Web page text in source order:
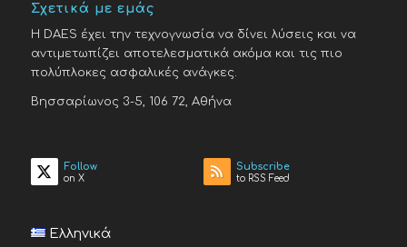
Σχετικά με εμάς
H DAES έχει την τεχνογνωσία να δίνει λύσεις και να
αντιμετωπίζει αποτελεσματικά ακόμα και τις πιο
πολύπλοκες ασφαλικές ανάγκες.
Βησσαρίωνος 3-5, 106 72, Αθήνα
Follow
on X
Subscribe
to RSS Feed
Ελληνικά